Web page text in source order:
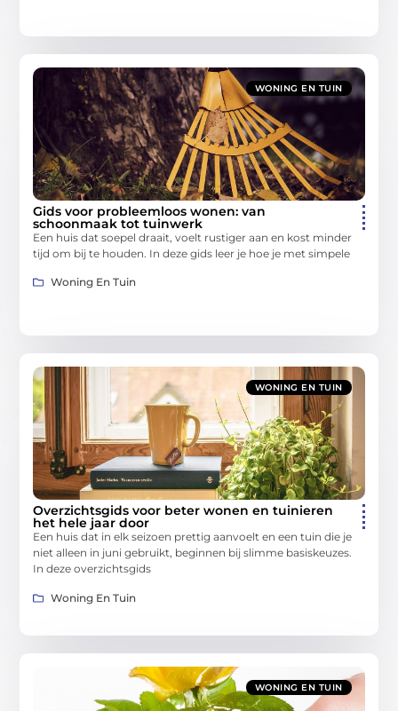
WONING EN TUIN
Gids voor probleemloos wonen: van
schoonmaak tot tuinwerk
Een huis dat soepel draait, voelt rustiger aan en kost minder
tijd om bij te houden. In deze gids leer je hoe je met simpele
Woning En Tuin
WONING EN TUIN
Overzichtsgids voor beter wonen en tuinieren
het hele jaar door
Een huis dat in elk seizoen prettig aanvoelt en een tuin die je
niet alleen in juni gebruikt, beginnen bij slimme basiskeuzes.
In deze overzichtsgids
Woning En Tuin
WONING EN TUIN